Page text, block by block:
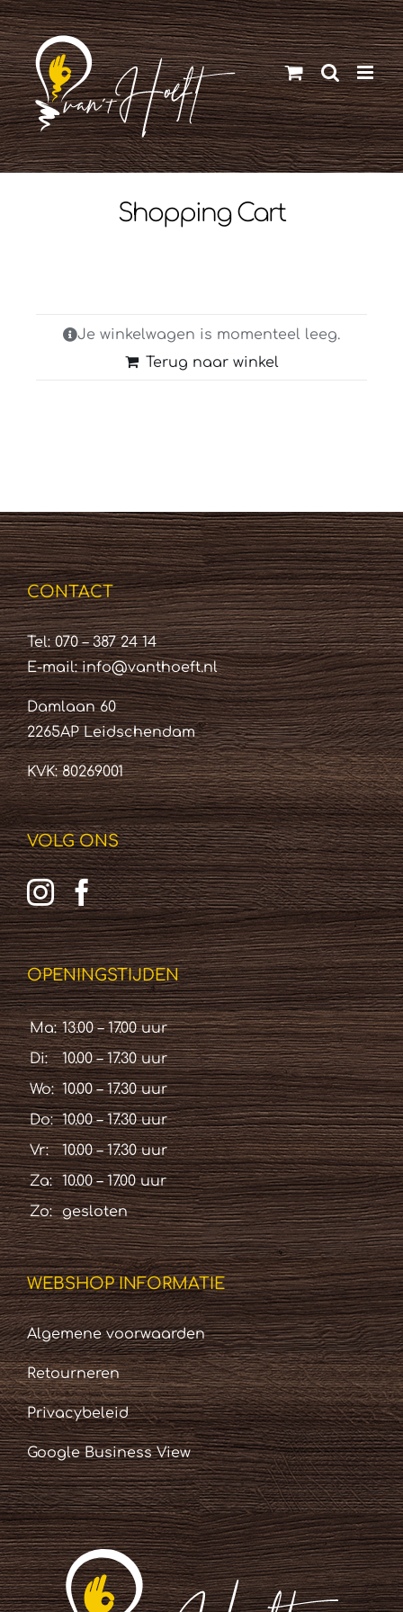
Ga
naar
inhoud
Shopping Cart
Je winkelwagen is momenteel leeg.
Terug naar winkel
CONTACT
Tel: 070 – 387 24 14
E-mail:info@vanthoeft.nl
Damlaan 60
2265AP Leidschendam
KVK: 80269001
VOLG ONS
OPENINGSTIJDEN
Ma: 13.00 – 17.00 uur
Di:
10.00 – 17.30 uur
Wo: 10.00 – 17.30 uur
Do: 10.00 – 17.30 uur
Vr:
10.00 – 17.30 uur
Za:
10.00 – 17.00 uur
Zo:
gesloten
WEBSHOP INFORMATIE
Algemene voorwaarden
Retourneren
Privacybeleid
Google Business View